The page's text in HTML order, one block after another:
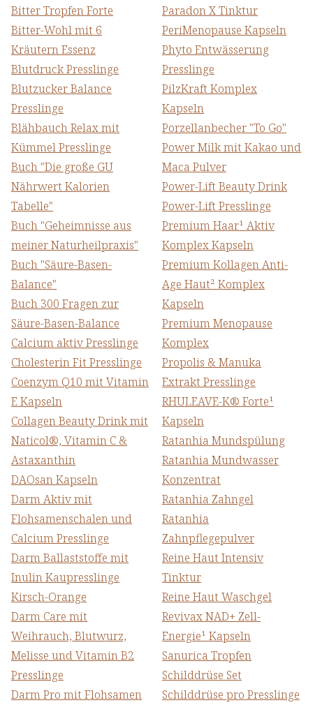
Bitter Tropfen Forte
Bitter-Wohl mit 6
Kräutern Essenz
Blutdruck Presslinge
Blutzucker Balance
Presslinge
Blähbauch Relax mit
Kümmel Presslinge
Buch "Die große GU
Nährwert Kalorien
Tabelle"
Buch "Geheimnisse aus
meiner Naturheilpraxis"
Buch "Säure-Basen-
Balance"
Buch 300 Fragen zur
Säure-Basen-Balance
Calcium aktiv Presslinge
Cholesterin Fit Presslinge
Coenzym Q10 mit Vitamin
E Kapseln
Collagen Beauty Drink mit
Naticol®, Vitamin C &
Astaxanthin
DAOsan Kapseln
Darm Aktiv mit
Flohsamenschalen und
Calcium Presslinge
Darm Ballaststoffe mit
Inulin Kaupresslinge
Kirsch-Orange
Darm Care mit
Weihrauch, Blutwurz,
Melisse und Vitamin B2
Presslinge
Darm Pro mit Flohsamen
Paradon X Tinktur
PeriMenopause Kapseln
Phyto Entwässerung
Presslinge
PilzKraft Komplex
Kapseln
Porzellanbecher "To Go"
Power Milk mit Kakao und
Maca Pulver
Power-Lift Beauty Drink
Power-Lift Presslinge
Premium Haar¹ Aktiv
Komplex Kapseln
Premium Kollagen Anti-
Age Haut² Komplex​
Kapseln
Premium Menopause
Komplex
Propolis & Manuka
Extrakt Presslinge
RHULEAVE-K® Forte¹
Kapseln
Ratanhia Mundspülung
Ratanhia Mundwasser
Konzentrat
Ratanhia Zahngel
Ratanhia
Zahnpflegepulver
Reine Haut Intensiv
Tinktur
Reine Haut Waschgel
Revivax NAD+ Zell-
Energie¹ Kapseln
Sanurica Tropfen
Schilddrüse Set
Schilddrüse pro Presslinge